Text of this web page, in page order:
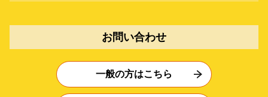
お問い合わせ
一般の方はこちら